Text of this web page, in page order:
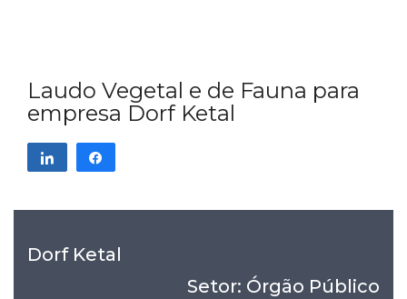
Laudo Vegetal e de Fauna para
empresa Dorf Ketal
Compartilhar
Dorf Ketal
Setor: Órgão Público